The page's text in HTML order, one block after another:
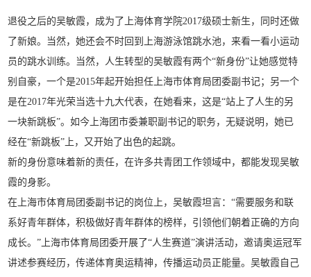
退役之后的吴敏霞，成为了上海体育学院2017级硕士新生，同时还做
了新娘。当然，她还会不时回到上海游泳馆跳水池，来看一看小运动
员的跳水训练。当然，人生转型的吴敏霞有两个“新身份”让她感觉特
别自豪，一个是2015年起开始担任上海市体育局团委副书记；另一个
是在2017年光荣当选十九大代表，在她看来，这是“站上了人生的另
一块新跳板”。如今上海团市委兼职副书记的职务，无疑说明，她已
经在“新跳板”上，又开始了出色的起跳。
新的身份意味着新的责任，在许多共青团工作领域中，都能发现吴敏
霞的身影。
在上海市体育局团委副书记的岗位上，吴敏霞坦言：“需要服务和联
系好青年群体，积极做好青年群体的榜样，引领他们朝着正确的方向
成长。”上海市体育局团委开展了“人生赛道”演讲活动，邀请奥运冠军
讲述参赛经历，传递体育奥运精神，传播运动员正能量。吴敏霞自己